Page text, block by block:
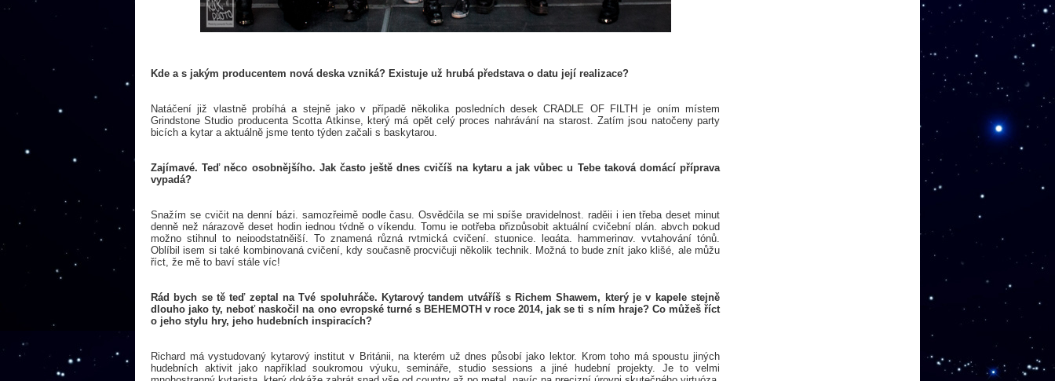
Kde a s jakým producentem nová deska vzniká? Existuje už hrubá představa o datu její realizace?
Natáčení již vlastně probíhá a stejně jako v případě několika posledních desek CRADLE OF FILTH je oním místem
Grindstone Studio producenta Scotta Atkinse, který má opět celý proces nahrávání na starost. Zatím jsou natočeny party
bicích a kytar a aktuálně jsme tento týden začali s baskytarou.
Zajímavé. Teď něco osobnějšího. Jak často ještě dnes cvičíš na kytaru a jak vůbec u Tebe taková domácí příprava
vypadá?
Snažím se cvičit na denní bázi, samozřejmě podle času. Osvědčila se mi spíše pravidelnost, raději i jen třeba deset minut
denně než nárazově deset hodin jednou týdně o víkendu. Tomu je potřeba přizpůsobit aktuální cvičební plán, abych pokud
možno stihnul to nejpodstatnější. To znamená různá rytmická cvičení, stupnice, legáta, hammeringy, vytahování tónů.
Oblíbil jsem si také kombinovaná cvičení, kdy současně procvičuji několik technik. Možná to bude znít jako klišé, ale můžu
říct, že mě to baví stále víc!
Rád bych se tě teď zeptal na Tvé spoluhráče. Kytarový tandem utváříš s Richem Shawem, který je v kapele stejně
dlouho jako ty, neboť naskočil na ono evropské turné s BEHEMOTH v roce 2014, jak se ti s ním hraje? Co můžeš říct
o jeho stylu hry, jeho hudebních inspiracích?
Richard má vystudovaný kytarový institut v Británii, na kterém už dnes působí jako lektor. Krom toho má spoustu jiných
hudebních aktivit jako například soukromou výuku, semináře, studio sessions a jiné hudební projekty. Je to velmi